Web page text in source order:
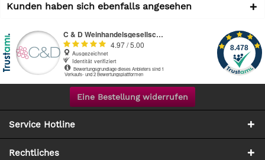
Kunden haben sich ebenfalls angesehen
Eine Bestellung widerrufen
Service Hotline
Rechtliches